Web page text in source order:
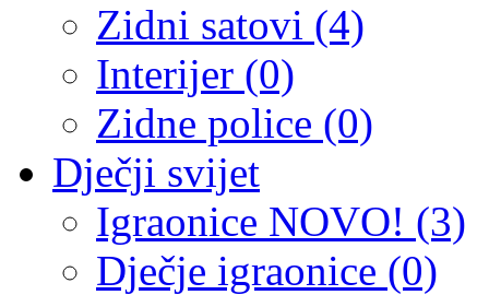
Zidni satovi (4)
Interijer (0)
Zidne police (0)
Dječji svijet
Igraonice NOVO! (3)
Dječje igraonice (0)